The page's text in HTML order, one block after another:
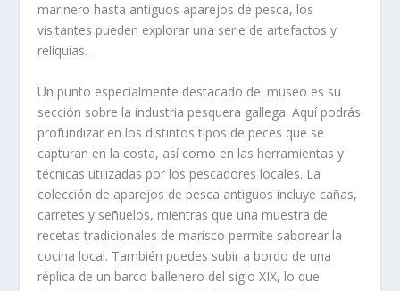
marinero hasta antiguos aparejos de pesca, los
visitantes pueden explorar una serie de artefactos y
reliquias.
Un punto especialmente destacado del museo es su
sección sobre la industria pesquera gallega. Aquí podrás
profundizar en los distintos tipos de peces que se
capturan en la costa, así como en las herramientas y
técnicas utilizadas por los pescadores locales. La
colección de aparejos de pesca antiguos incluye cañas,
carretes y señuelos, mientras que una muestra de
recetas tradicionales de marisco permite saborear la
cocina local. También puedes subir a bordo de una
réplica de un barco ballenero del siglo XIX, lo que